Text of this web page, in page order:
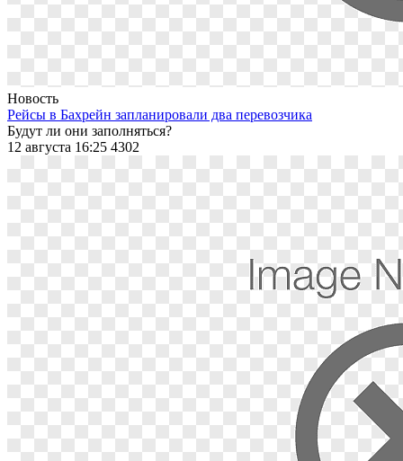
Новость
Рейсы в Бахрейн запланировали два перевозчика
Будут ли они заполняться?
12 августа 16:25 4302